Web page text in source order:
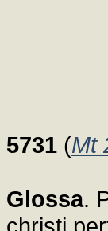
5731 (Mt
Glossa.